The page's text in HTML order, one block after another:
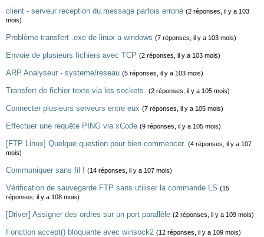
client - serveur reception du message parfois erroné (2 réponses, il y a 103
mois)
Problème transfert .exe de linux a windows (7 réponses, il y a 103 mois)
Envoie de plusieurs fichiers avec TCP (2 réponses, il y a 103 mois)
ARP Analyseur - systeme/reseau (5 réponses, il y a 103 mois)
Transfert de fichier texte via les sockets. (2 réponses, il y a 105 mois)
Connecter plusieurs serveurs entre eux (7 réponses, il y a 105 mois)
Effectuer une requête PING via xCode (9 réponses, il y a 105 mois)
[FTP Linux] Quelque question pour bien commencer. (4 réponses, il y a 107
mois)
Communiquer sans fil ! (14 réponses, il y a 107 mois)
Vérification de sauvegarde FTP sans utiliser la commande LS (15
réponses, il y a 108 mois)
[Driver] Assigner des ordres sur un port parallèle (2 réponses, il y a 109 mois)
Fonction accept() bloquante avec winsock2 (12 réponses, il y a 109 mois)